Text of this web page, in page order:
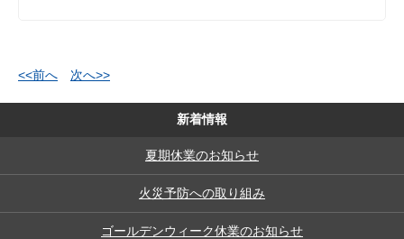
<<前へ 次へ>>
新着情報
夏期休業のお知らせ
火災予防への取り組み
ゴールデンウィーク休業のお知らせ